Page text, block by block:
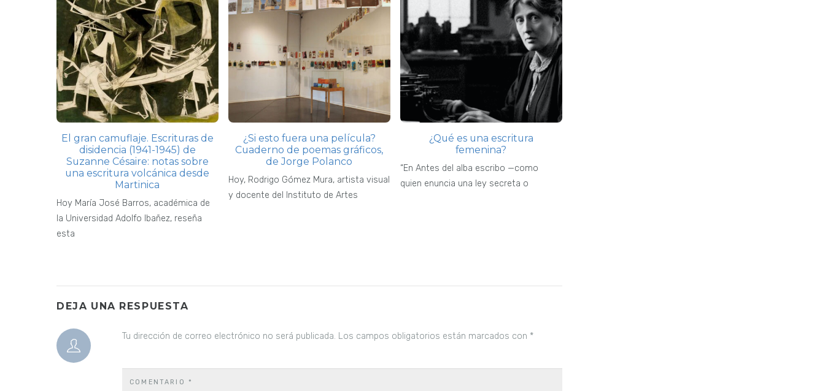
El gran camuflaje. Escrituras de
disidencia (1941-1945) de
Suzanne Césaire: notas sobre
una escritura volcánica desde
Martinica
Hoy María José Barros, académica de
la Universidad Adolfo Ibañez, reseña
esta
¿Si esto fuera una película?
Cuaderno de poemas gráficos,
de Jorge Polanco
Hoy, Rodrigo Gómez Mura, artista visual
y docente del Instituto de Artes
¿Qué es una escritura
femenina?
“En Antes del alba escribo —como
quien enuncia una ley secreta o
DEJA UNA RESPUESTA
Tu dirección de correo electrónico no será publicada. Los campos obligatorios están marcados con *
COMENTARIO *